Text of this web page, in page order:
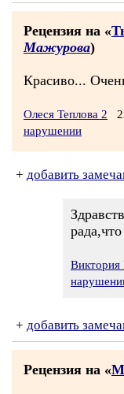
Рецензия на «
Мажурова)
Красиво...
Олеся Теплова 2
нарушении
+ добавить
+ добавить
Рецензия на «